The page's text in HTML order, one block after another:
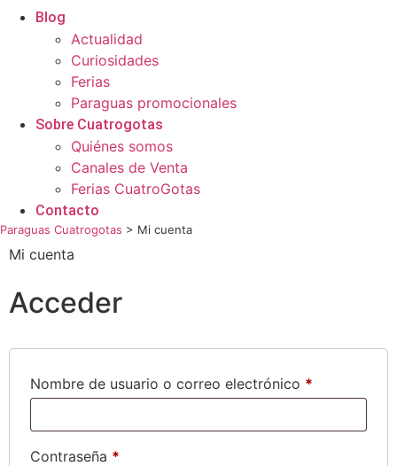
Blog
Actualidad
Curiosidades
Ferias
Paraguas promocionales
Sobre Cuatrogotas
Quiénes somos
Canales de Venta
Ferias CuatroGotas
Contacto
Paraguas Cuatrogotas > Mi cuenta
Mi cuenta
Acceder
Nombre de usuario o correo electrónico *
Contraseña *